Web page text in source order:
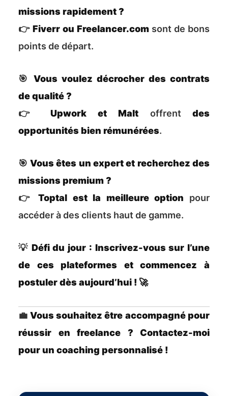
missions rapidement ?
👉 Fiverr ou Freelancer.com sont de bons
points de départ.
🎯 Vous voulez décrocher des contrats
de qualité ?
👉 Upwork et Malt offrentdes
opportunités bien rémunérées.
🎯 Vous êtes un expert et recherchez des
missions premium ?
👉Toptal est la meilleure option pour
accéder à des clients haut de gamme.
💡 Défi du jour : Inscrivez-vous sur l’une
de ces plateformes et commencez à
postuler dès aujourd’hui ! 🚀
💼 Vous souhaitez être accompagné pour
réussir en freelance ? Contactez-moi
pour un coaching personnalisé !